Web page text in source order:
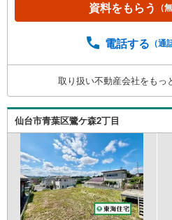
台中山一丁目店 徒歩3分
m）*ウジエスーパー 中山
資料をもらう （
電話する （通
取り扱い不動産会社をもっ
仙台市青葉区鷺ケ森2丁目